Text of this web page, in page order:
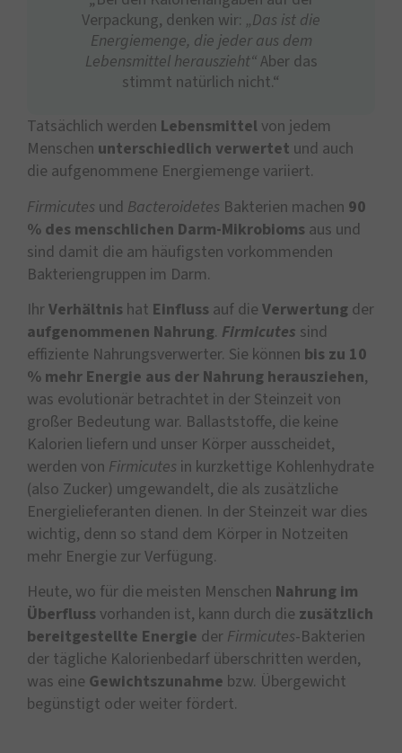
Verpackung, denken wir: „Das ist die
Energiemenge, die jeder aus dem
Lebensmittel herauszieht“Aber das
stimmt natürlich nicht.“
Tatsächlich werden Lebensmittel von jedem
Menschen unterschiedlich verwertet und auch
die aufgenommene Energiemenge variiert.
Firmicutes und Bacteroidetes Bakterien machen 90
% des menschlichen Darm-Mikrobioms aus und
sind damit die am häufigsten vorkommenden
Bakteriengruppen im Darm.
IhrVerhältnis hat Einfluss auf die Verwertung der
aufgenommenen Nahrung. Firmicutes sind
effiziente Nahrungsverwerter. Sie können bis zu 10
% mehr Energie aus der Nahrung herausziehen,
was evolutionär betrachtet in der Steinzeit von
großer Bedeutung war. Ballaststoffe, die keine
Kalorien liefern und unser Körper ausscheidet,
werden von Firmicutes in kurzkettige Kohlenhydrate
(also Zucker) umgewandelt, die als zusätzliche
Energielieferanten dienen. In der Steinzeit war dies
wichtig, denn so stand dem Körper in Notzeiten
mehr Energie zur Verfügung.
Heute, wo für die meisten Menschen Nahrung im
Überfluss vorhanden ist, kann durch die zusätzlich
bereitgestellte Energie der Firmicutes-Bakterien
der tägliche Kalorienbedarf überschritten werden,
was eine Gewichtszunahme bzw. Übergewicht
begünstigt oder weiter fördert.